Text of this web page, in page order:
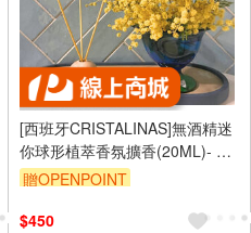
[西班牙CRISTALINAS]無酒精迷
你球形植萃香氛擴香(20ML)- 金
合歡 (花香調)
贈OPENPOINT
$450